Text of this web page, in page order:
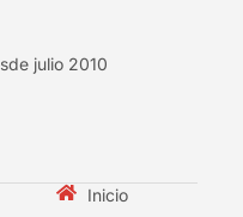
julio 2010
Inicio